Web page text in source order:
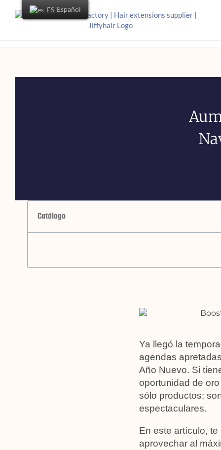
Catálogo
Ya llegó la
agendas
Año Nuevo. Si
oportunidad de
sólo productos;
espectaculares.
En este artículo,
aprovechar al
Español